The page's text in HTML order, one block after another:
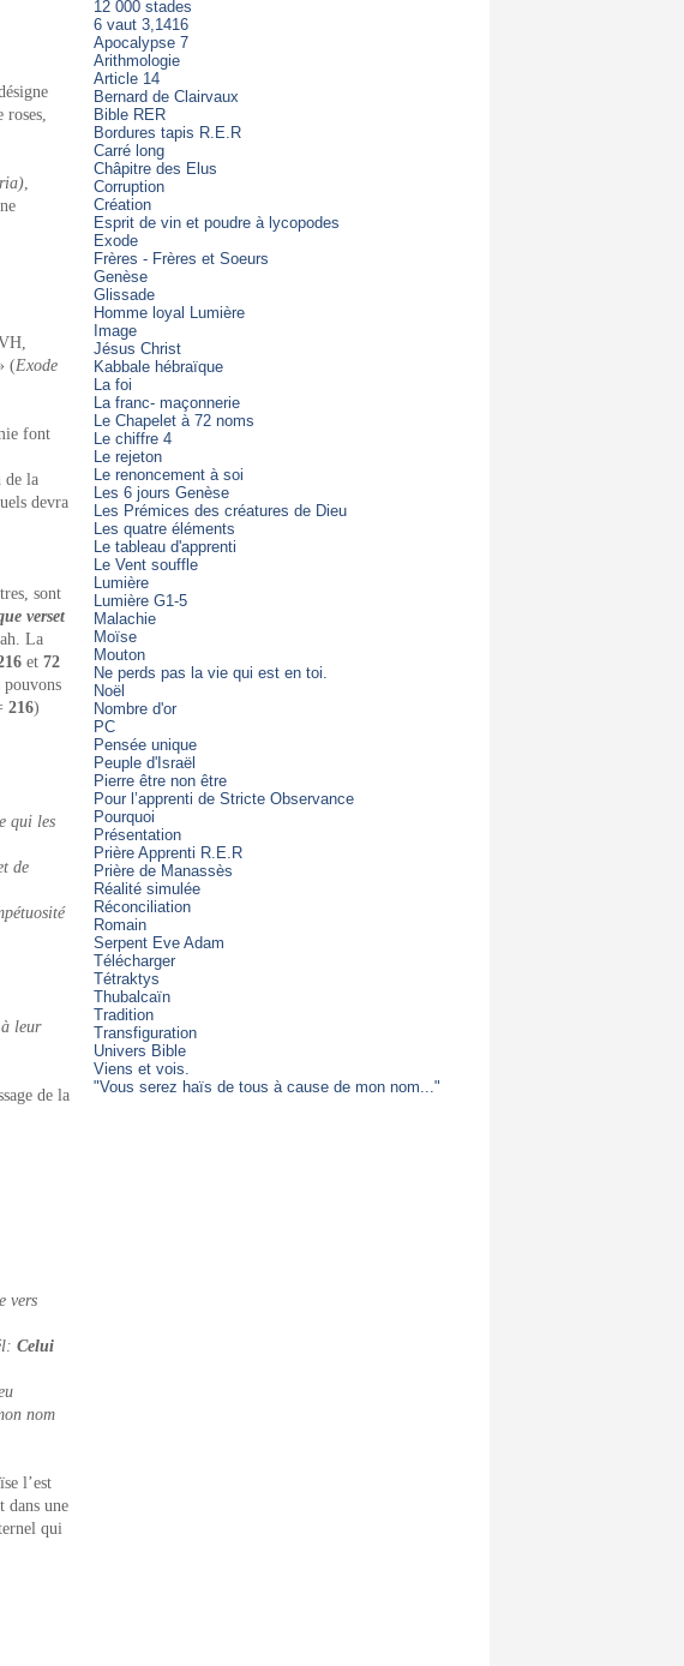
roses,
,
(Exode
font
de la
devra
sont
verset
La
et 72
216)
qui les
de
leur
de la
vers
Celui
nom
l’est
dans une
qui
12 000 stades
6 vaut 3,1416
Apocalypse 7
Arithmologie
Article 14
Bernard de Clairvaux
Bible RER
Bordures tapis R.E.R
Carré long
Châpitre des Elus
Corruption
Création
Esprit de vin et poudre à lycopodes
Exode
Frères - Frères et Soeurs
Genèse
Glissade
Homme loyal Lumière
Image
Jésus Christ
Kabbale hébraïque
La foi
La franc- maçonnerie
Le Chapelet à 72 noms
Le chiffre 4
Le rejeton
Le renoncement à soi
Les 6 jours Genèse
Les Prémices des créatures de Dieu
Les quatre éléments
Le tableau d'apprenti
Le Vent souffle
Lumière
Lumière G1-5
Malachie
Moïse
Mouton
Ne perds pas la vie qui est en toi.
Noël
Nombre d'or
PC
Pensée unique
Peuple d'Israël
Pierre être non être
Pour l’apprenti de Stricte Observance
Pourquoi
Présentation
Prière Apprenti R.E.R
Prière de Manassès
Réalité simulée
Réconciliation
Romain
Serpent Eve Adam
Télécharger
Tétraktys
Thubalcaïn
Tradition
Transfiguration
Univers Bible
Viens et vois.
"Vous serez haïs de tous à cause de mon nom..."